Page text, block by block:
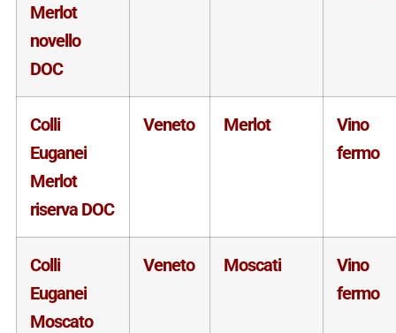
Merlot
novello
DOC
Colli
Euganei
Merlot
riserva DOC
Veneto Merlot
Vino
fermo
Colli
Euganei
Moscato
Veneto Moscati
Vino
fermo